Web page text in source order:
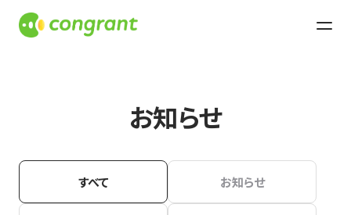
お知らせ
すべて お知らせ